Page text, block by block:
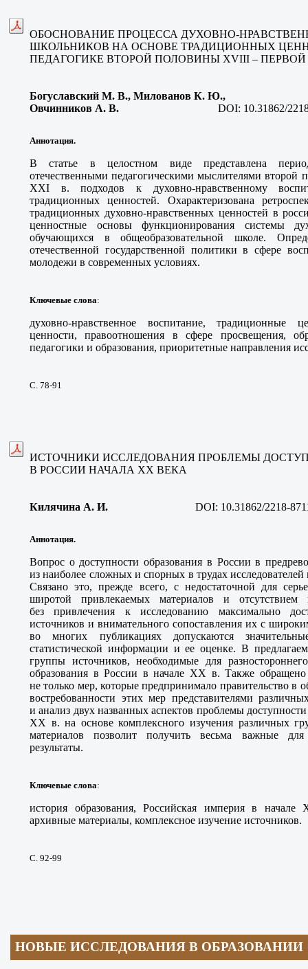
ОБОСНОВАНИЕ ПРОЦЕССА ДУХОВНО-
ШКОЛЬНИКОВ НА ОСНОВЕ ТРАДИЦИОННЫХ
ПЕДАГОГИКЕ ВТОРОЙ ПОЛОВИНЫ ХVIII – ПЕРВОЙ
Богуславский М. В., Милованов К. Ю.,
Овчинников А. В.
DOI: 10.31862/
Аннотация.
В статье в целостном виде представлена
отечественными педагогическими мыслителями
ХХI в. подходов к духовно-нравственному
традиционных ценностей. Охарактеризована
традиционных духовно-нравственных ценностей в
ценностные основы функционирования системы
обучающихся в общеобразовательной школе.
отечественной государственной политики в сфере
молодежи в современных условиях.
Ключевые слова:
духовно-нравственное воспитание, традиционные
ценности, правоотношения в сфере просвещения,
педагогики и образования, приоритетные направления
С. 78-91
ИСТОЧНИКИ ИССЛЕДОВАНИЯ ПРОБЛЕМЫ
В РОССИИ НАЧАЛА XX ВЕКА
Килячина А. И. DOI: 10.31862/2218-
Аннотация.
Вопрос о доступности образования в России в
из наиболее сложных и спорных в трудах исследователей
Связано это, прежде всего, с недостаточной для
широтой привлекаемых материалов и отсутствием
без привлечения к исследованию максимально
источников и внимательного сопоставления их с
во многих публикациях допускаются
статистической информации и ее оценке. В
группы источников, необходимые для
образования в России в начале XX в. Также
не только мер, которые предпринимало правительство в
востребованности этих мер представителями
и анализ двух названных аспектов проблемы
XX в. на основе комплексного изучения различных
материалов позволит получить весьма важные для
результаты.
Ключевые слова:
история образования, Российская империя в начале
архивные материалы, комплексное изучение источников.
С. 92-99
НОВЫЕ ИССЛЕДОВАНИЯ В ОБРАЗОВАНИИ